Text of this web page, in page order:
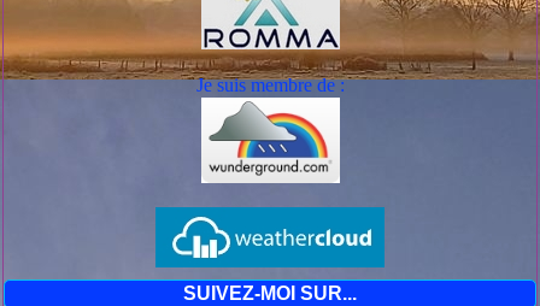
Je suis membre de :
SUIVEZ-MOI SUR...